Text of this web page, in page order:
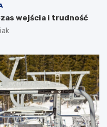
wejścia i trudność